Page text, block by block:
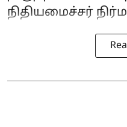
நிதியமைச்சர்